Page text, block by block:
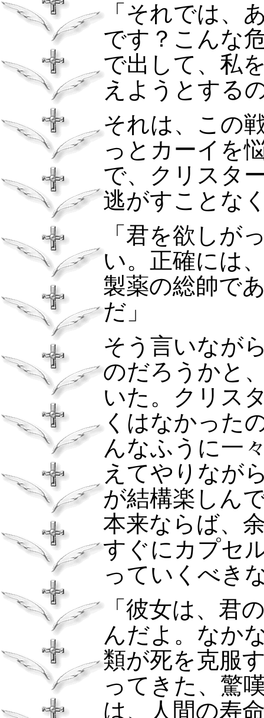
「それでは、
です？こんな
で出して、私
えようとする
それは、この
っとカーイを
で、クリスタ
逃がすことな
「君を欲しが
い。正確には
製薬の総帥で
だ」
そう言いなが
のだろうかと
いた。クリス
くはなかった
んなふうに一
えてやりなが
が結構楽しん
本来ならば、
すぐにカプセ
っていくべき
「彼女は、君
んだよ。なか
類が死を克服
ってきた、驚
は、人間の寿